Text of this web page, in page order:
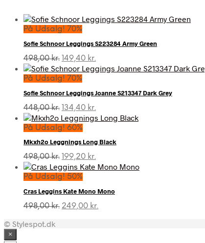
På Udsalg! 70%
Sofie Schnoor Leggings S223284 Army Green
498,00kr. Den
oprindelige
pris
498,00 kr..
149,40 kr.
aktuelle
149,40 kr..
På Udsalg! 70%
Sofie Schnoor Leggings Joanne S213347 Dark Grey
448,00kr. Den
oprindelige
pris
448,00 kr..
134,40 kr.
aktuelle
134,40 kr..
På Udsalg! 60%
Mkxh2o Leggnings Long Black
498,00kr. Den
oprindelige
pris
498,00 kr..
199,20 kr.
aktuelle
199,20 kr..
På Udsalg! 50%
Cras Leggins Kate Mono Mono
498,00kr. Den
249,00 kr.
© Stylespot.dk
×